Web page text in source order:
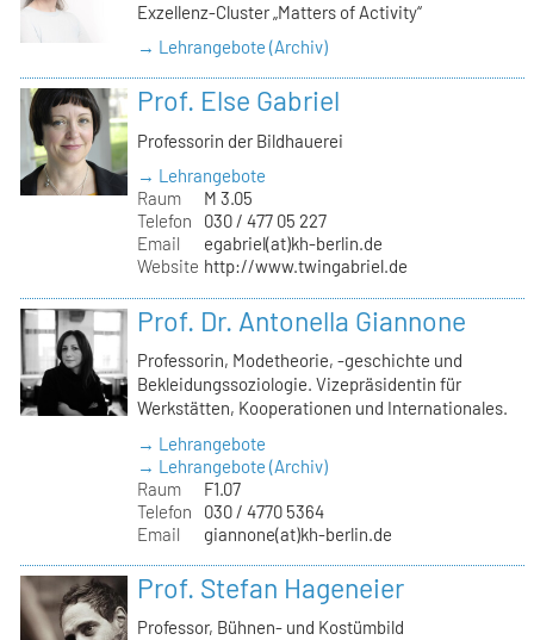
Exzellenz-Cluster „Matters of Activity“
→ Lehrangebote (Archiv)
Prof. Else Gabriel
Professorin der Bildhauerei
→ Lehrangebote
Raum
M 3.05
Telefon
030 / 477 05 227
Email
egabriel(at)kh-berlin.de
Website http://www.twingabriel.de
Prof. Dr. Antonella Giannone
Professorin, Modetheorie, -geschichte und
Bekleidungssoziologie. Vizepräsidentin für
Werkstätten, Kooperationen und Internationales.
→ Lehrangebote
→ Lehrangebote (Archiv)
Raum
F1.07
Telefon
030 / 4770 5364
Email
giannone(at)kh-berlin.de
Prof. Stefan Hageneier
Professor, Bühnen- und Kostümbild